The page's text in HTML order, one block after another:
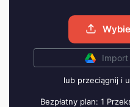
Import
lub przeciągnij i
Bezpłatny plan: 1